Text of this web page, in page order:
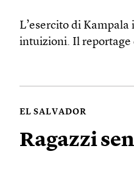
L’esercito di
intuizioni. Il reportage
EL SALVADOR
Ragazzi